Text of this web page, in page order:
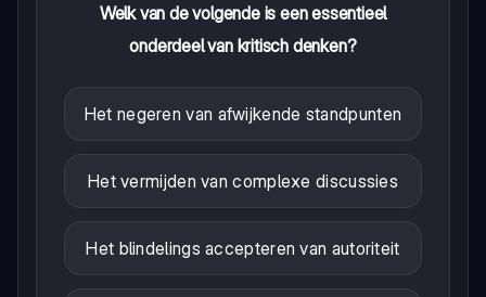
Welk van de volgende is een essentieel
onderdeel van kritisch denken?
Het negeren van afwijkende standpunten
Het vermijden van complexe discussies
Het blindelings accepteren van autoriteit